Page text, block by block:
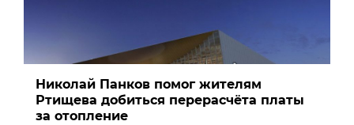
Николай Панков помог жителям
Ртищева добиться перерасчёта платы
за отопление